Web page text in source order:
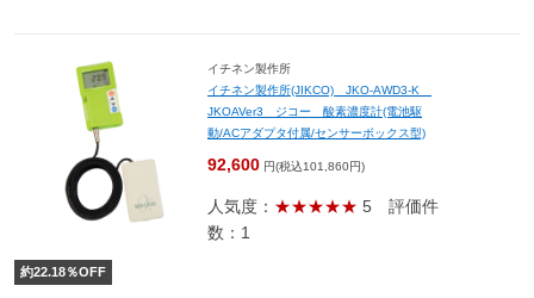
イチネン製作所
イチネン製作所(JIKCO) JKO-AWD3-K
JKOAVer3 ジコー 酸素濃度計(電池駆
動/ACアダプタ付属/センサーボックス型)
92,600 円(税込101,860円)
人気度： ★★★★★ 5 評価件
数：1
約22.18％OFF